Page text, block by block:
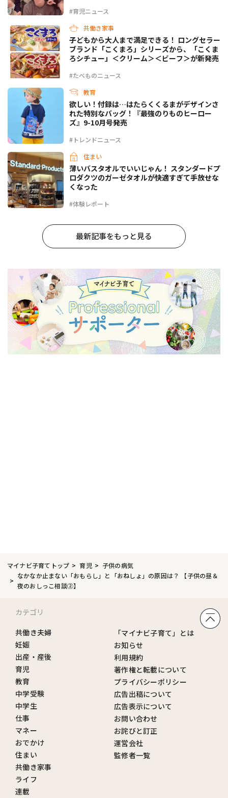
#育児ニュース
共働き家事
#たべものニュース
子どもから大人まで満足できる！ ロングセラー
ブランド「こくまろ」シリーズから、「こくま
ろシチュー」＜クリーム＞＜ビーフ＞が新発売
教育
#トレンドニュース
欲しい！付録は…はたらくくるまがデザインさ
れた特別なバッグ！『最強のりものヒーロー
ズ』9-10月号発売
住まい
#体験レポート
薄いバスタオルでいいじゃん！ スタンダードプ
ロダクツのガーゼタオルが快適すぎて手放せな
くなった
最新記事をもっと見る
マイナビ子育てトップ 育児
子供の病気
なかなか止まない「おもらし」と「おねしょ」の原因は？ 【子供の昼＆
夜のおしっこ相談②】
カテゴリ
共働き夫婦
妊娠
出産・産後
育児
教育
中学受験
中学生
仕事
マネー
おでかけ
住まい
共働き家事
ライフ
連載
「マイナビ子育て」とは
お知らせ
利用規約
著作権と転載について
プライバシーポリシー
広告出稿について
広告表示について
お問い合わせ
お詫びと訂正
運営会社
監修者一覧